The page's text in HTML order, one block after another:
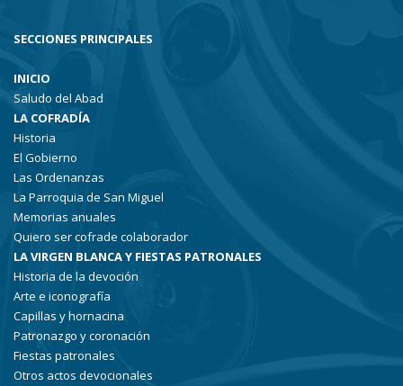
SECCIONES PRINCIPALES
INICIO
Saludo del Abad
LA COFRADÍA
Historia
El Gobierno
Las Ordenanzas
La Parroquia de San Miguel
Memorias anuales
Quiero ser cofrade colaborador
LA VIRGEN BLANCA Y FIESTAS PATRONALES
Historia de la devoción
Arte e iconografía
Capillas y hornacina
Patronazgo y coronación
Fiestas patronales
Otros actos devocionales